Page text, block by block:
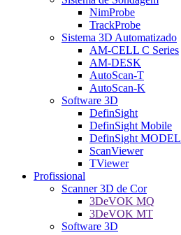
NimProbe
TrackProbe
Sistema 3D Automatizado
AM-CELL C Series
AM-DESK
AutoScan-T
AutoScan-K
Software 3D
DefinSight
DefinSight Mobile
DefinSight MODEL
ScanViewer
TViewer
Profissional
Scanner 3D de Cor
3DeVOK MQ
3DeVOK MT
Software 3D